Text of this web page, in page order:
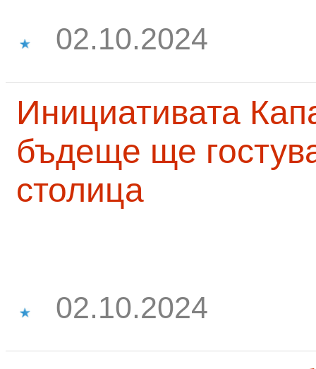
02.10.2024
Инициативата
бъдеще ще
столица
02.10.2024